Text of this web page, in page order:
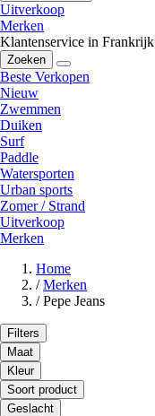
Uitverkoop
Merken
Klantenservice in Frankrijk
Zoeken
Beste Verkopen
Nieuw
Zwemmen
Duiken
Surf
Paddle
Watersporten
Urban sports
Zomer / Strand
Uitverkoop
Merken
Home
/ Merken
/ Pepe Jeans
Filters
Maat
Kleur
Soort product
Geslacht